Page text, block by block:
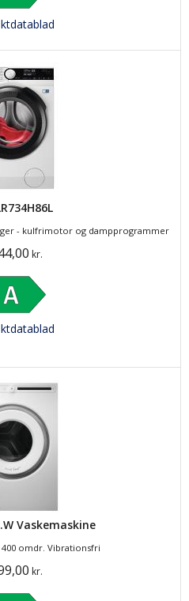
- kulfrimotor og dampprogrammer
kr.
Vaskemaskine
omdr. Vibrationsfri
kr.